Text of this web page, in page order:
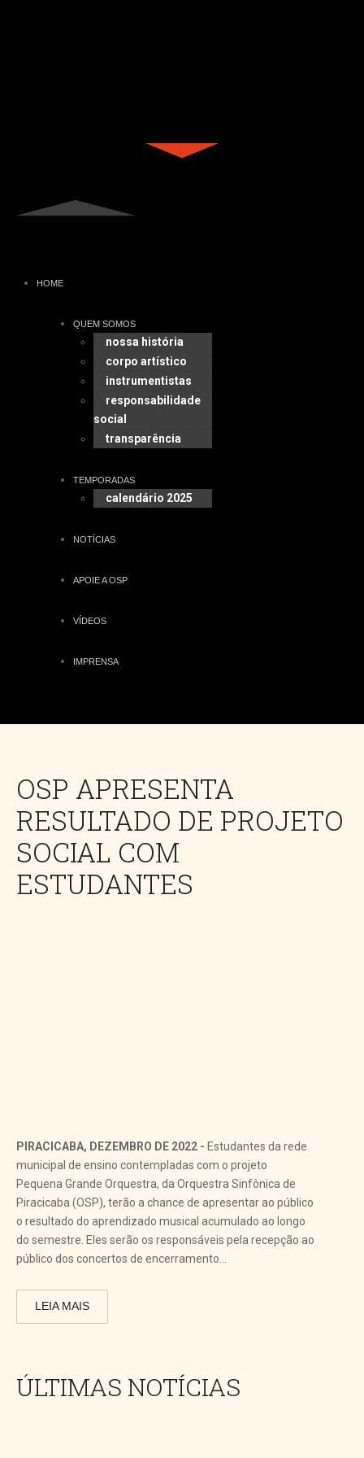
HOME
QUEM SOMOS
nossa história
corpo artístico
instrumentistas
responsabilidade
social
transparência
TEMPORADAS
calendário 2025
NOTÍCIAS
APOIE A OSP
VÍDEOS
IMPRENSA
OSP APRESENTA
RESULTADO DE PROJETO
SOCIAL COM
ESTUDANTES
PIRACICABA, DEZEMBRO DE 2022 - Estudantes da rede
municipal de ensino contempladas com o projeto
Pequena Grande Orquestra, da Orquestra Sinfônica de
Piracicaba (OSP), terão a chance de apresentar ao público
o resultado do aprendizado musical acumulado ao longo
do semestre. Eles serão os responsáveis pela recepção ao
público dos concertos de encerramento...
LEIA MAIS
ÚLTIMAS NOTÍCIAS